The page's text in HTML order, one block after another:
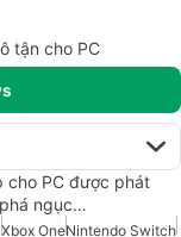
tận cho PC
cho PC được phát
ngục…
Xbox OneNintendo Switch